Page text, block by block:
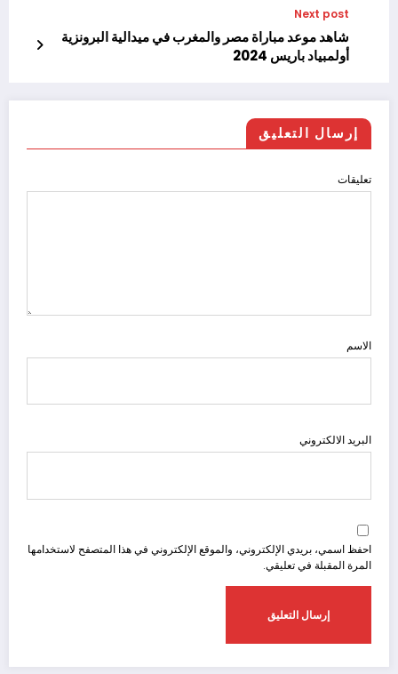
Next post
شاهد موعد مباراة مصر والمغرب في ميدالية البرونزية
أولمبياد باريس 2024
إرسال التعليق
تعليقات
الاسم
البريد الالكتروني
احفظ اسمي، بريدي الإلكتروني، والموقع الإلكتروني في هذا المتصفح لاستخدامها
المرة المقبلة في تعليقي.